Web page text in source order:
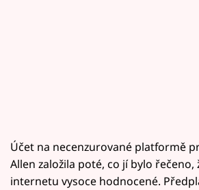
Účet na necenzurované platformě
Allen založila poté, co jí bylo řečeno,
internetu vysoce hodnocené.